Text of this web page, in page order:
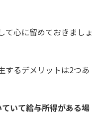
て心に留めておきましょ
するデメリットは2つあ
いて給与所得がある場